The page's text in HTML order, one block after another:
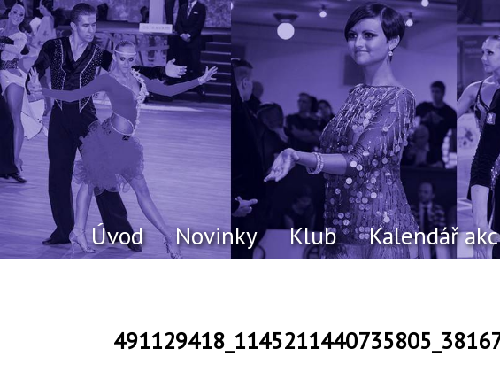
Úvod Novinky Klub Kalendář